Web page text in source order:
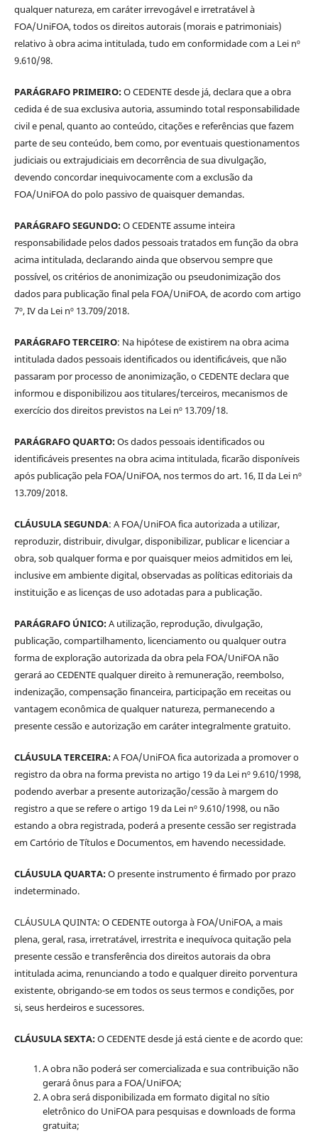
qualquer natureza, em caráter irrevogável e irretratável à
FOA/UniFOA, todos os direitos autorais (morais e patrimoniais)
relativo à obra acima intitulada, tudo em conformidade com a Lei nº
9.610/98.
PARÁGRAFO PRIMEIRO:O CEDENTE desde já, declara que a obra
cedida é de sua exclusiva autoria, assumindo total responsabilidade
civil e penal, quanto ao conteúdo, citações e referências que fazem
parte de seu conteúdo, bem como, por eventuais questionamentos
judiciais ou extrajudiciais em decorrência de sua divulgação,
devendo concordar inequivocamente com a exclusão da
FOA/UniFOA do polo passivo de quaisquer demandas.
PARÁGRAFO SEGUNDO:O CEDENTE assume inteira
responsabilidade pelos dados pessoais tratados em função da obra
acima intitulada, declarando ainda que observou sempre que
possível, os critérios de anonimização ou pseudonimização dos
dados para publicação final pela FOA/UniFOA, de acordo com artigo
7º, IV da Lei nº 13.709/2018.
PARÁGRAFO TERCEIRO: Na hipótese de existirem na obra acima
intitulada dados pessoais identificados ou identificáveis, que não
passaram por processo de anonimização, o CEDENTE declara que
informou e disponibilizou aos titulares/terceiros, mecanismos de
exercício dos direitos previstos na Lei nº 13.709/18.
PARÁGRAFO QUARTO:Os dados pessoais identificados ou
identificáveis presentes na obra acima intitulada, ficarão disponíveis
após publicação pela FOA/UniFOA, nos termos do art. 16, II da Lei nº
13.709/2018.
CLÁUSULA SEGUNDA: A FOA/UniFOA fica autorizada a utilizar,
reproduzir, distribuir, divulgar, disponibilizar, publicar e licenciar a
obra, sob qualquer forma e por quaisquer meios admitidos em lei,
inclusive em ambiente digital, observadas as políticas editoriais da
instituição e as licenças de uso adotadas para a publicação.
PARÁGRAFO ÚNICO:A utilização, reprodução, divulgação,
publicação, compartilhamento, licenciamento ou qualquer outra
forma de exploração autorizada da obra pela FOA/UniFOA não
gerará ao CEDENTE qualquer direito à remuneração, reembolso,
indenização, compensação financeira, participação em receitas ou
vantagem econômica de qualquer natureza, permanecendo a
presente cessão e autorização em caráter integralmente gratuito.
CLÁUSULA TERCEIRA:A FOA/UniFOA fica autorizada a promover o
registro da obra na forma prevista no artigo 19 da Lei nº 9.610/1998,
podendo averbar a presente autorização/cessão à margem do
registro a que se refere o artigo 19 da Lei nº 9.610/1998, ou não
estando a obra registrada, poderá a presente cessão ser registrada
em Cartório de Títulos e Documentos, em havendo necessidade.
CLÁUSULA QUARTA:O presente instrumento é firmado por prazo
indeterminado.
CLÁUSULA QUINTA: O CEDENTE outorga à FOA/UniFOA, a mais
plena, geral, rasa, irretratável, irrestrita e inequívoca quitação pela
presente cessão e transferência dos direitos autorais da obra
intitulada acima, renunciando a todo e qualquer direito porventura
existente, obrigando-se em todos os seus termos e condições, por
si, seus herdeiros e sucessores.
CLÁUSULA SEXTA:O CEDENTE desde já está ciente e de acordo que:
A obra não poderá ser comercializada e sua contribuição não
gerará ônus para a FOA/UniFOA;
A obra será disponibilizada em formato digital no sítio
eletrônico do UniFOA para pesquisas e downloads de forma
gratuita;